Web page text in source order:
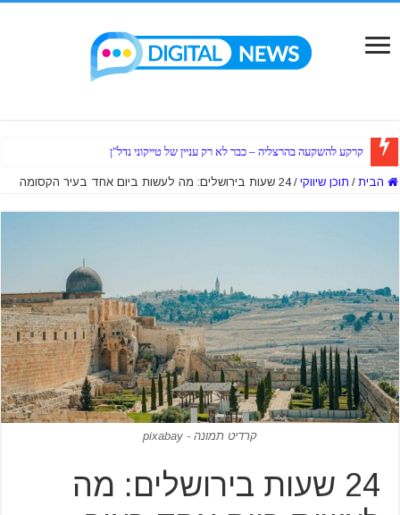
קרקע להשקעה בהרצליה – כבר לא רק עניין של טייקוני נדל"ן
הבית / תוכן שיווקי / 24 שעות בירושלים: מה לעשות ביום אחד בעיר הקסומה
קרדיט תמונה - pixabay
24 שעות בירושלים: מה